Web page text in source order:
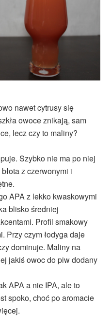
nawet cytrusy się
owoce znikają, sam
lecz czy to maliny?
Szybko nie ma po niej
z czerwonymi i
APA z lekko kwaskowymi
blisko średniej
Profil smakowy
Przy czym łodyga daje
dominuje. Maliny na
jakiś owoc do piw dodany
APA a nie IPA, ale to
spoko, choć po aromacie